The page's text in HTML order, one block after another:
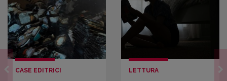
CASE EDITRICI LETTURA